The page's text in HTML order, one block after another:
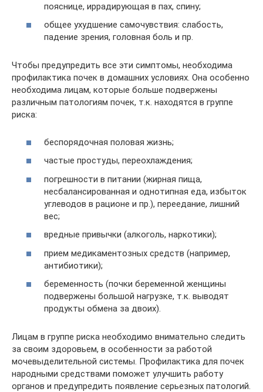
пояснице, иррадирующая в пах, спину;
общее ухудшение самочувствия: слабость,
падение зрения, головная боль и пр.
Чтобы предупредить все эти симптомы, необходима
профилактика почек в домашних условиях. Она особенно
необходима лицам, которые больше подвержены
различным патологиям почек, т.к. находятся в группе
риска:
беспорядочная половая жизнь;
частые простуды, переохлаждения;
погрешности в питании (жирная пища,
несбалансированная и однотипная еда, избыток
углеводов в рационе и пр.), переедание, лишний
вес;
вредные привычки (алкоголь, наркотики);
прием медикаментозных средств (например,
антибиотики);
беременность (почки беременной женщины
подвержены большой нагрузке, т.к. выводят
продукты обмена за двоих).
Лицам в группе риска необходимо внимательно следить
за своим здоровьем, в особенности за работой
мочевыделительной системы. Профилактика для почек
народными средствами поможет улучшить работу
органов и предупредить появление серьезных патологий.